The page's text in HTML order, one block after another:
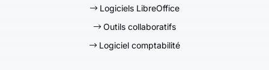
Logiciels LibreOffice
Outils collaboratifs
Logiciel comptabilité